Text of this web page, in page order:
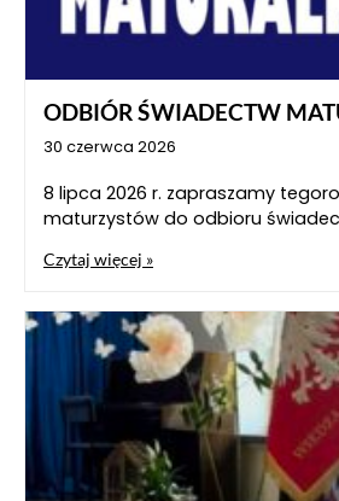
ODBIÓR ŚWIADECTW
30 czerwca 2026
8 lipca 2026 r. zapraszamy
maturzystów do odbioru
Czytaj więcej »